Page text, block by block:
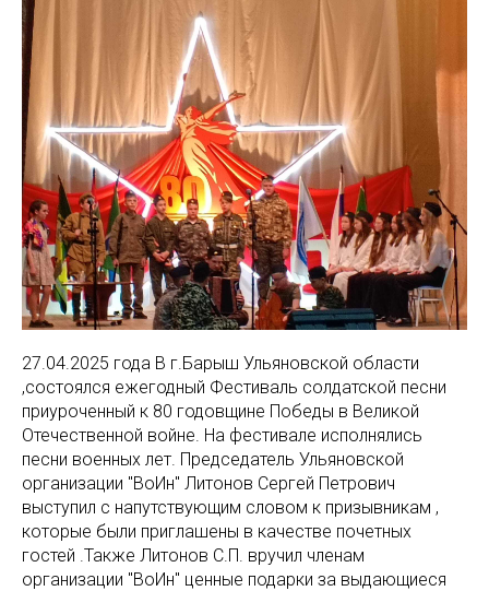
27.04.2025 года В г.Барыш Ульяновской области
,состоялся ежегодный Фестиваль солдатской песни
приуроченный к 80 годовщине Победы в Великой
Отечественной войне. На фестивале исполнялись
песни военных лет. Председатель Ульяновской
организации "ВоИн" Литонов Сергей Петрович
выступил с напутствующим словом к призывникам ,
которые были приглашены в качестве почетных
гостей .Также Литонов С.П. вручил членам
организации "ВоИн" ценные подарки за выдающиеся